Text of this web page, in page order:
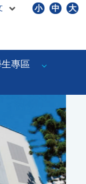
小 中 大
專區